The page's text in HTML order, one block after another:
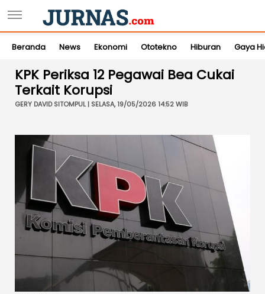
Beranda News Ekonomi Ototekno Hiburan Gaya
KPK Periksa 12 Pegawai Bea Cukai
Terkait Korupsi
GERY DAVID SITOMPUL | SELASA, 19/05/2026 14:52 WIB